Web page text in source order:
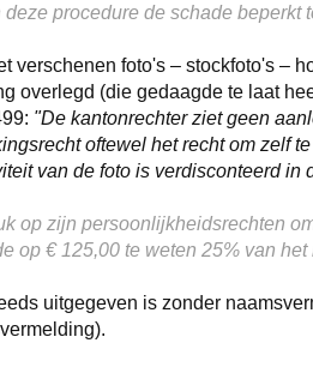
procedure de schade
foto's – stockfoto's –
overlegd (die gedaagde te laat
"De kantonrechter ziet geen
oftewel het recht om zelf
van de foto is verdisconteerd in
op zijn persoonlijkheidsrechten
op € 125,00 te weten 25% van
uitgegeven is zonder